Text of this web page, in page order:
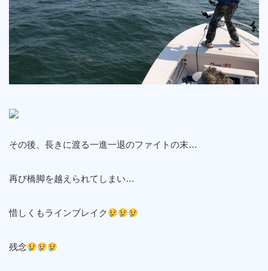
その後、長きに渡る一進一退のファイトの末…
再び橋脚を越えられてしまい…
惜しくもラインブレイク
残念